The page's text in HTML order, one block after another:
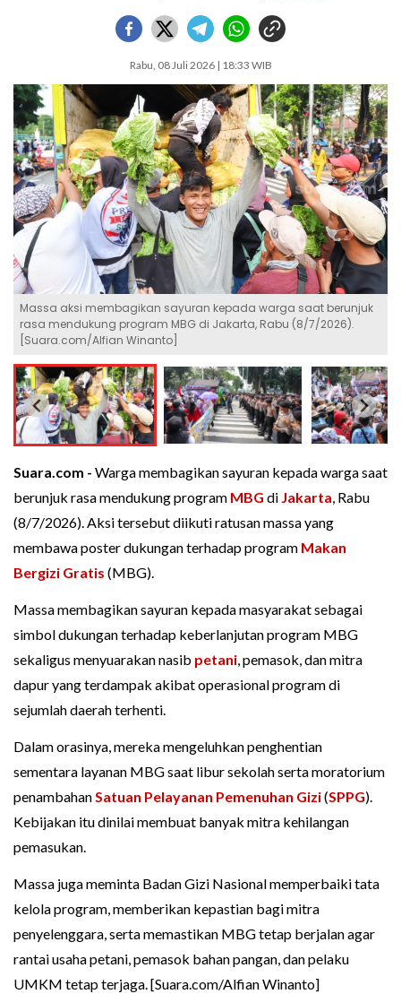
Rabu, 08 Juli 2026 | 18:33 WIB
Massa aksi membagikan sayuran kepada warga saat berunjuk
rasa mendukung program MBG di Jakarta, Rabu (8/7/2026).
[Suara.com/Alfian Winanto]
Suara.com - Warga membagikan sayuran kepada warga saat
berunjuk rasa mendukung program MBG di Jakarta, Rabu
(8/7/2026). Aksi tersebut diikuti ratusan massa yang
membawa poster dukungan terhadap program Makan
Bergizi Gratis (MBG).
Massa membagikan sayuran kepada masyarakat sebagai
simbol dukungan terhadap keberlanjutan program MBG
sekaligus menyuarakan nasib petani, pemasok, dan mitra
dapur yang terdampak akibat operasional program di
sejumlah daerah terhenti.
Dalam orasinya, mereka mengeluhkan penghentian
sementara layanan MBG saat libur sekolah serta moratorium
penambahanSatuan Pelayanan Pemenuhan Gizi(SPPG).
Kebijakan itu dinilai membuat banyak mitra kehilangan
pemasukan.
Massa juga meminta Badan Gizi Nasional memperbaiki tata
kelola program, memberikan kepastian bagi mitra
penyelenggara, serta memastikan MBG tetap berjalan agar
rantai usaha petani, pemasok bahan pangan, dan pelaku
UMKM tetap terjaga. [Suara.com/Alfian Winanto]